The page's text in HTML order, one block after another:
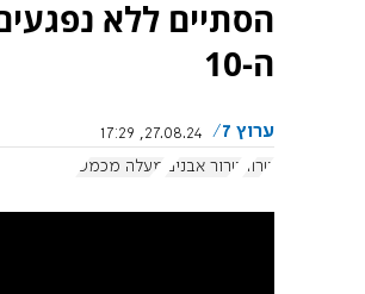
הסתיים ללא
ה-10
ערוץ 7
27.08.24, 17:29
טרור טרור אבנים מעלה מכמש